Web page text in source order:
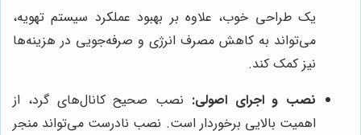
یک طراحی خوب، علاوه بر بهبود عملکرد سیستم تهویه،
می‌تواند به کاهش مصرف انرژی و صرفه‌جویی در هزینه‌ها
نیز کمک کند.
نصب و اجرای اصولی: نصب صحیح کانال‌های گرد، از
اهمیت بالایی برخوردار است. نصب نادرست می‌تواند منجر